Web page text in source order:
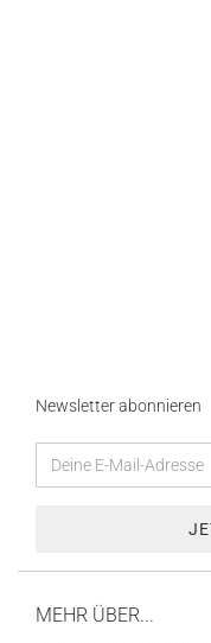
Newsletter abonnieren
MEHR ÜBER...